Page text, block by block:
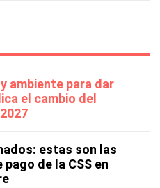
ambiente para dar
el cambio del
estas son las
de la CSS en